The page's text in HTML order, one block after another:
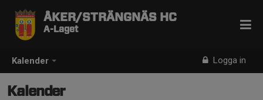
Kalender Logga in
ÅKER/STRÄNGNÄS HC
A-Laget
Kalender